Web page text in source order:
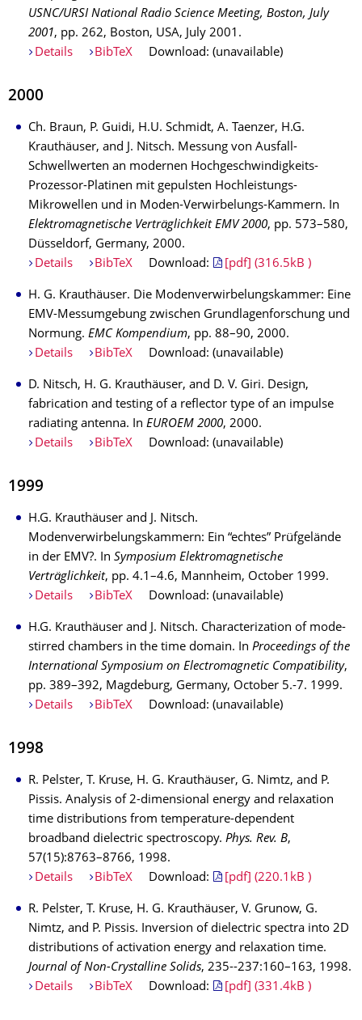
USNC/URSI National Radio Science Meeting, Boston, July
2001, pp. 262, Boston, USA, July 2001.
Details
BibTeX Download: (unavailable)
2000
Ch. Braun, P. Guidi, H.U. Schmidt, A. Taenzer, H.G.
Krauthäuser, and J. Nitsch. Messung von Ausfall-
Schwellwerten an modernen Hochgeschwindigkeits-
Prozessor-Platinen mit gepulsten Hochleistungs-
Mikrowellen und in Moden-Verwirbelungs-Kammern. In
Elektromagnetische Verträglichkeit EMV 2000, pp. 573–580,
Düsseldorf, Germany, 2000.
Details
BibTeX Download: [pdf] (316.5kB )
H. G. Krauthäuser. Die Modenverwirbelungskammer: Eine
EMV-Messumgebung zwischen Grundlagenforschung und
Normung. EMC Kompendium, pp. 88–90, 2000.
Details
BibTeX Download: (unavailable)
D. Nitsch, H. G. Krauthäuser, and D. V. Giri. Design,
fabrication and testing of a reflector type of an impulse
radiating antenna. In EUROEM 2000, 2000.
Details
BibTeX Download: (unavailable)
1999
H.G. Krauthäuser and J. Nitsch.
Modenverwirbelungskammern: Ein “echtes” Prüfgelände
in der EMV?. In Symposium Elektromagnetische
Verträglichkeit, pp. 4.1–4.6, Mannheim, October 1999.
Details
BibTeX Download: (unavailable)
H.G. Krauthäuser and J. Nitsch. Characterization of mode-
stirred chambers in the time domain. In Proceedings of the
International Symposium on Electromagnetic Compatibility,
pp. 389–392, Magdeburg, Germany, October 5.-7. 1999.
Details
BibTeX Download: (unavailable)
1998
R. Pelster, T. Kruse, H. G. Krauthäuser, G. Nimtz, and P.
Pissis. Analysis of 2-dimensional energy and relaxation
time distributions from temperature-dependent
broadband dielectric spectroscopy. Phys. Rev. B,
57(15):8763–8766, 1998.
Details
BibTeX Download: [pdf] (220.1kB )
R. Pelster, T. Kruse, H. G. Krauthäuser, V. Grunow, G.
Nimtz, and P. Pissis. Inversion of dielectric spectra into 2D
distributions of activation energy and relaxation time.
Journal of Non-Crystalline Solids, 235--237:160–163, 1998.
Details
BibTeX Download: [pdf] (331.4kB )